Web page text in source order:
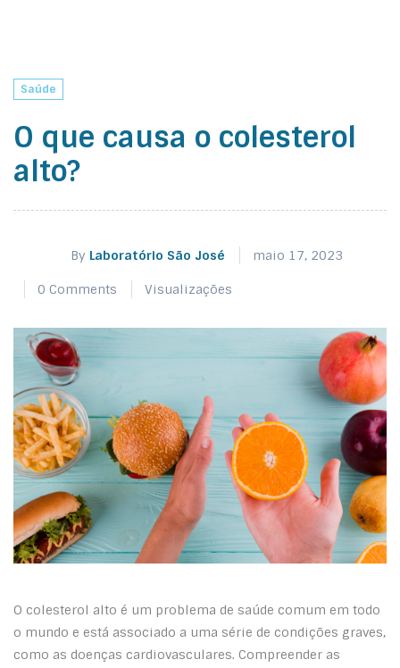
Saúde
O que causa o colesterol
alto?
By Laboratório São José maio 17, 2023
0 Comments Visualizações
O colesterol alto é um problema de saúde comum em todo
o mundo e está associado a uma série de condições graves,
como as doenças cardiovasculares. Compreender as